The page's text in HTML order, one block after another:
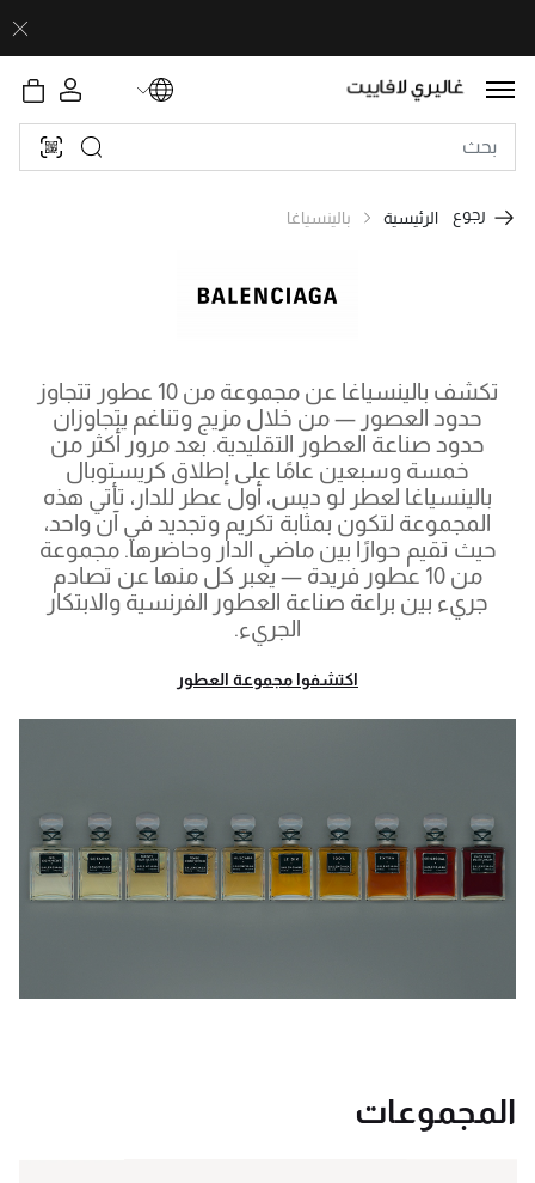
رجوع الرئيسية بالينسياغا
تكشف بالينسياغا عن مجموعة من 10 عطور تتجاوز
حدود العصور — من خلال مزيج وتناغم يتجاوزان
حدود صناعة العطور التقليدية. بعد مرور أكثر من
خمسة وسبعين عامًا على إطلاق كريستوبال
بالينسياغا لعطر لو ديس، أول عطر للدار، تأتي هذه
المجموعة لتكون بمثابة تكريم وتجديد في آن واحد،
حيث تقيم حوارًا بين ماضي الدار وحاضرها. مجموعة
من 10 عطور فريدة — يعبر كل منها عن تصادم
جريء بين براعة صناعة العطور الفرنسية والابتكار
الجريء.
اكتشفوا مجموعة العطور
المجموعات